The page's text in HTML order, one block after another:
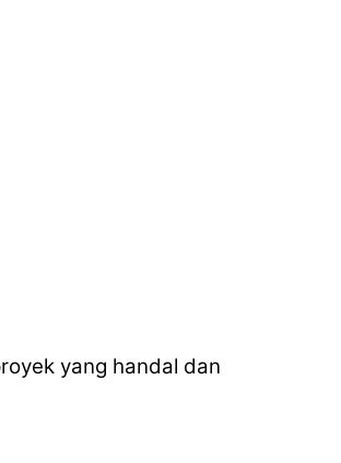
yang handal dan